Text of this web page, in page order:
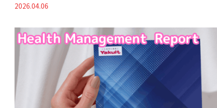
2026.04.06